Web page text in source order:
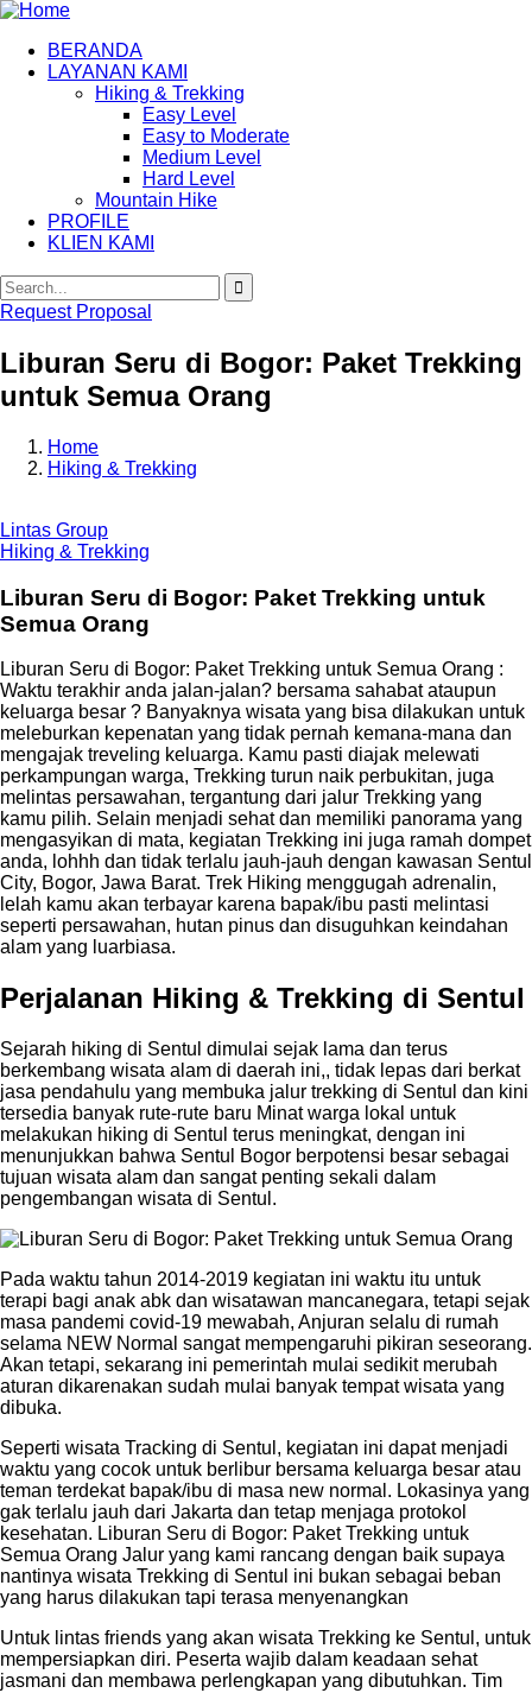
BERANDA
LAYANAN KAMI
Hiking & Trekking
Easy Level
Easy to Moderate
Medium Level
Hard Level
Mountain Hike
PROFILE
KLIEN KAMI
Request Proposal
Liburan Seru di Bogor: Paket Trekking
untuk Semua Orang
Home
Hiking & Trekking
Lintas Group
Hiking & Trekking
Liburan Seru di Bogor: Paket Trekking untuk
Semua Orang
Liburan Seru di Bogor: Paket Trekking untuk Semua Orang :
Waktu terakhir anda jalan-jalan? bersama sahabat ataupun
keluarga besar ? Banyaknya wisata yang bisa dilakukan untuk
meleburkan kepenatan yang tidak pernah kemana-mana dan
mengajak treveling keluarga. Kamu pasti diajak melewati
perkampungan warga, Trekking turun naik perbukitan, juga
melintas persawahan, tergantung dari jalur Trekking yang
kamu pilih. Selain menjadi sehat dan memiliki panorama yang
mengasyikan di mata, kegiatan Trekking ini juga ramah dompet
anda, lohhh dan tidak terlalu jauh-jauh dengan kawasan Sentul
City, Bogor, Jawa Barat. Trek Hiking menggugah adrenalin,
lelah kamu akan terbayar karena bapak/ibu pasti melintasi
seperti persawahan, hutan pinus dan disuguhkan keindahan
alam yang luarbiasa.
Perjalanan Hiking & Trekking di Sentul
Sejarah hiking di Sentul dimulai sejak lama dan terus
berkembang wisata alam di daerah ini,, tidak lepas dari berkat
jasa pendahulu yang membuka jalur trekking di Sentul dan kini
tersedia banyak rute-rute baru Minat warga lokal untuk
melakukan hiking di Sentul terus meningkat, dengan ini
menunjukkan bahwa Sentul Bogor berpotensi besar sebagai
tujuan wisata alam dan sangat penting sekali dalam
pengembangan wisata di Sentul.
Pada waktu tahun 2014-2019 kegiatan ini waktu itu untuk
terapi bagi anak abk dan wisatawan mancanegara, tetapi sejak
masa pandemi covid-19 mewabah, Anjuran selalu di rumah
selama NEW Normal sangat mempengaruhi pikiran seseorang.
Akan tetapi, sekarang ini pemerintah mulai sedikit merubah
aturan dikarenakan sudah mulai banyak tempat wisata yang
dibuka.
Seperti wisata Tracking di Sentul, kegiatan ini dapat menjadi
waktu yang cocok untuk berlibur bersama keluarga besar atau
teman terdekat bapak/ibu di masa new normal. Lokasinya yang
gak terlalu jauh dari Jakarta dan tetap menjaga protokol
kesehatan. Liburan Seru di Bogor: Paket Trekking untuk
Semua Orang Jalur yang kami rancang dengan baik supaya
nantinya wisata Trekking di Sentul ini bukan sebagai beban
yang harus dilakukan tapi terasa menyenangkan
Untuk lintas friends yang akan wisata Trekking ke Sentul, untuk
mempersiapkan diri. Peserta wajib dalam keadaan sehat
jasmani dan membawa perlengkapan yang dibutuhkan. Tim